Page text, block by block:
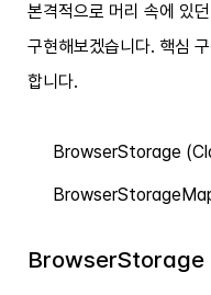
본격적으로 머리 속에 있
구현해보겠습니다. 핵심
합니다.
BrowserStorage
BrowserStorage